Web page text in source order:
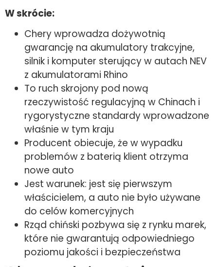
W skrócie:
Chery wprowadza dożywotnią
gwarancję na akumulatory trakcyjne,
silnik i komputer sterujący w autach NEV
z akumulatorami Rhino
To ruch skrojony pod nową
rzeczywistość regulacyjną w Chinach i
rygorystyczne standardy wprowadzone
właśnie w tym kraju
Producent obiecuje, że w wypadku
problemów z baterią klient otrzyma
nowe auto
Jest warunek: jest się pierwszym
właścicielem, a auto nie było używane
do celów komercyjnych
Rząd chiński pozbywa się z rynku marek,
które nie gwarantują odpowiedniego
poziomu jakości i bezpieczeństwa